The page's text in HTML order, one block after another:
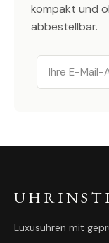
kompakt und
abbestellbar.
Email
Luxusuhren mit